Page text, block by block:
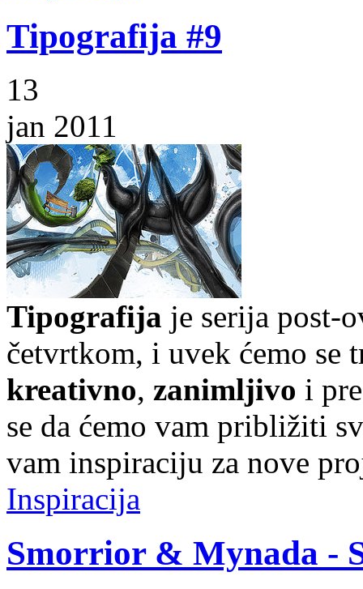
Tipografija #9
13
jan 2011
Tipografija je serija post-
četvrtkom, i uvek ćemo se
kreativno, zanimljivo i
se da ćemo vam približiti
vam inspiraciju za nove
Inspiracija
Smorrior & Mynada -